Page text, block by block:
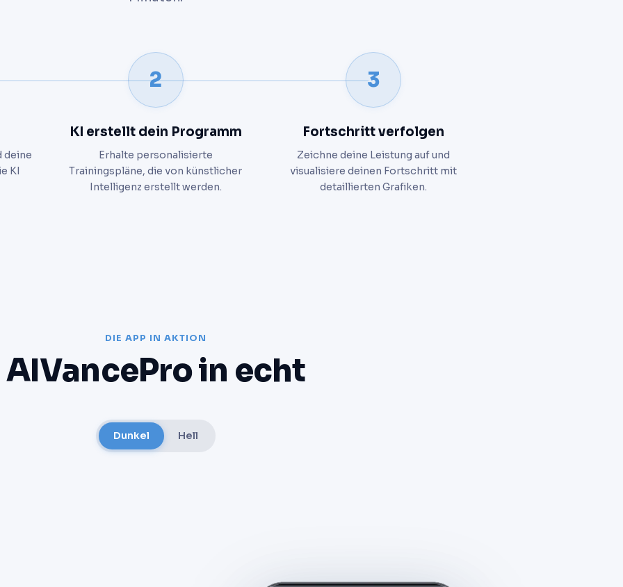
deine
KI
2
KI erstellt dein Programm
Erhalte personalisierte
Trainingspläne, die von künstlicher
Intelligenz erstellt werden.
3
Fortschritt verfolgen
Zeichne deine Leistung auf und
visualisiere deinen Fortschritt mit
detaillierten Grafiken.
DIE APP IN AKTION
AIVancePro in echt
Dunkel Hell